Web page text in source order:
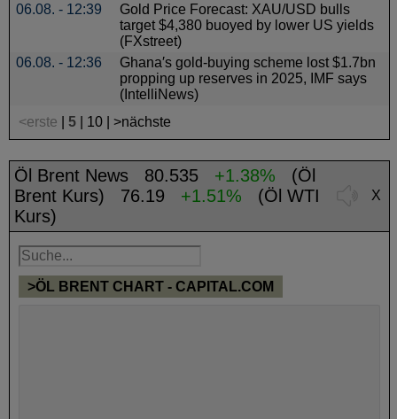
06.08. - 12:39
Gold Price Forecast: XAU/USD bulls
target $4,380 buoyed by lower US yields
(FXstreet)
06.08. - 12:36
Ghana′s gold-buying scheme lost $1.7bn
propping up reserves in 2025, IMF says
(IntelliNews)
<erste
5 10 >nächste
Öl Brent News 80.535 +1.38% (Öl
Brent Kurs) 76.19 +1.51% (Öl WTI
Kurs)
X
>ÖL BRENT CHART - CAPITAL.COM